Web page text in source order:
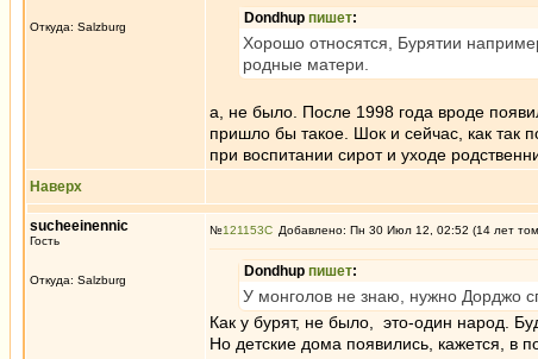
Откуда: Salzburg
Dondhup пишет:
Хорошо относятся, Бурятии
родные матери.
а, не было. После 1998 года вроде
пришло бы такое. Шок и сейчас, как так
при воспитании сирот и уходе
Наверх
sucheeinennic
Гость
Откуда: Salzburg
№121153 Добавлено: Пн 30 Июл 12, 02:52 (14 лет
Dondhup пишет:
У монголов не знаю, нужно Дорджо
Как у бурят, не было, это-один народ.
Но детские дома появились, кажется, в